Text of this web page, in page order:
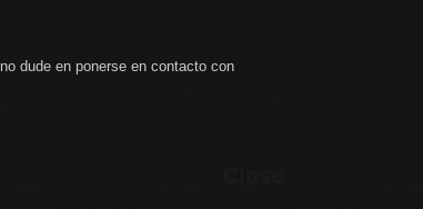
dude en ponerse en contacto con